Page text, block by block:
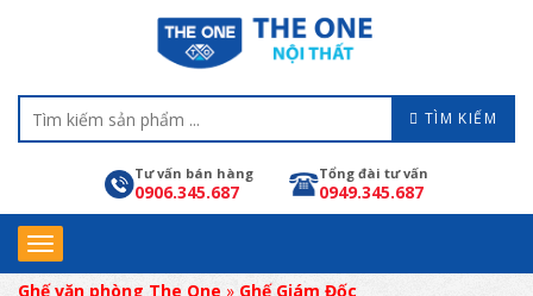
TÌM KIẾM
Tư vấn bán hàng
0906.345.687
Tổng đài tư vấn
0949.345.687
Ghế văn phòng The One » Ghế Giám Đốc